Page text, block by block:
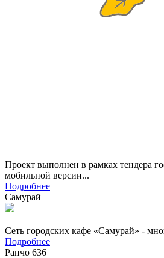
Проект выполнен в рамках тендера
мобильной версии...
Подробнее
Самурай
Сеть городских кафе «Самурай» -
Подробнее
Ранчо 636